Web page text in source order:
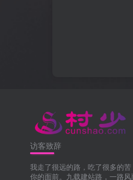
访客致辞
我走了很远的路，吃了很多的
你的面前。九载建站路，一路风